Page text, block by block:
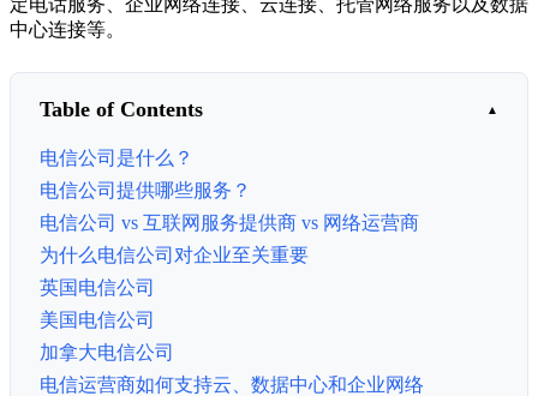
中心连接等。
Table of Contents
电信公司是什么？
电信公司提供哪些服务？
电信公司 vs 互联网服务提供商 vs 网络运营商
为什么电信公司对企业至关重要
英国电信公司
美国电信公司
加拿大电信公司
电信运营商如何支持云、数据中心和企业网络